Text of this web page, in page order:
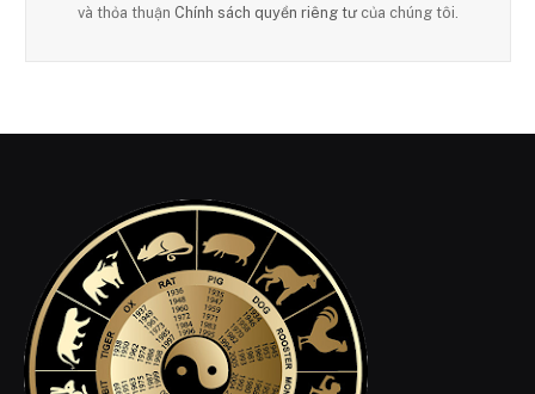
và thỏa thuận Chính sách quyền riêng tư của chúng tôi.